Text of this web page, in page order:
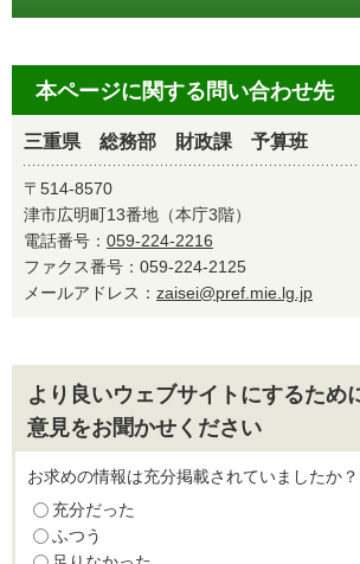
本ページに関する問い合わせ先
三重県 総務部 財政課 予算班
〒514-8570
津市広明町13番地（本庁3階）
電話番号： 059-224-2216
ファクス番号：059-224-2125
メールアドレス： zaisei@pref.mie.lg.jp
より良いウェブサイトにするため
意見をお聞かせください
お求めの情報は充分掲載されていましたか？
充分だった
ふつう